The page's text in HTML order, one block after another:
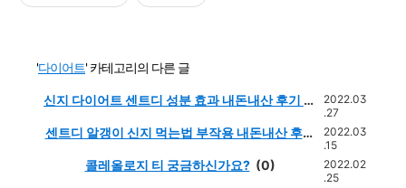
'다이어트' 카테고리의 다른 글
신지 다이어트 센트디 성분 효과 내돈내산 후기 요
2022.03
.27
센트디 알갱이 신지 먹는법 부작용 내돈내산 후기
2022.03
.15
콜레올로지 티 궁금하신가요? (0)
2022.02
.25